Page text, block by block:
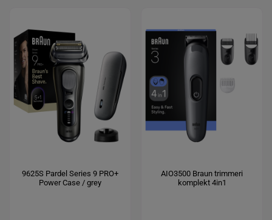
9625S Pardel Series 9 PRO+
Power Case / grey
AIO3500 Braun trimmeri
komplekt 4in1